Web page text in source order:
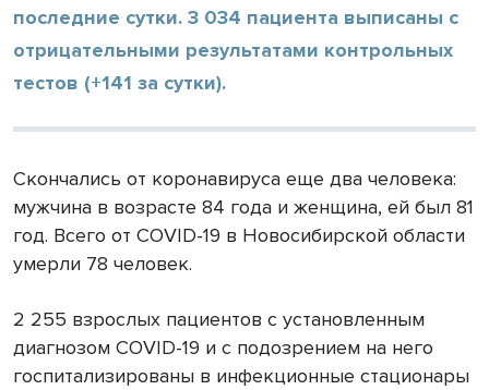
последние сутки. 3 034 пациента выписаны с
отрицательными результатами контрольных
тестов (+141 за сутки).
Скончались от коронавируса еще два человека:
мужчина в возрасте 84 года и женщина, ей был 81
год. Всего от COVID-19 в Новосибирской области
умерли 78 человек.
2 255 взрослых пациентов с установленным
диагнозом COVID-19 и с подозрением на него
госпитализированы в инфекционные стационары